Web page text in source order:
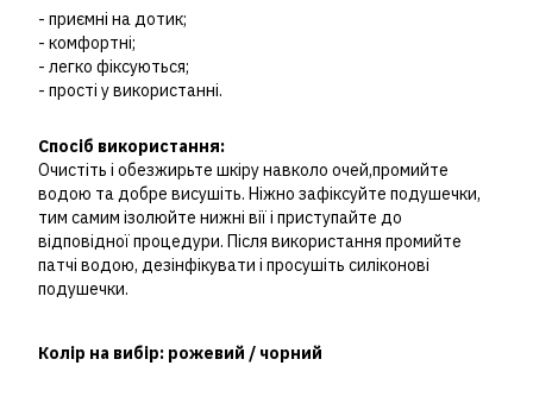
- приємні на дотик;
- комфортні;
- легко фіксуються;
- прості у використанні.
Спосіб використання:
Очистіть і обезжирьте шкіру навколо очей,промийте
водою та добре висушіть. Ніжно зафіксуйте подушечки,
тим самим ізолюйте нижні вії і приступайте до
відповідної процедури. Після використання промийте
патчі водою, дезінфікувати і просушіть силіконові
подушечки.
Колір на вибір: рожевий / чорний